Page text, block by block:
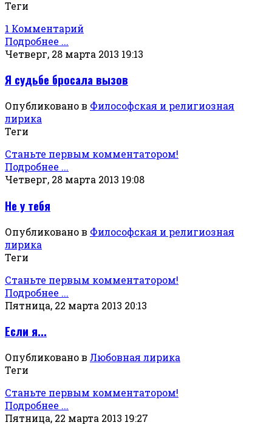
Теги
1 Комментарий
Подробнее ...
Четверг, 28 марта 2013 19:13
Я судьбе бросала вызов
Опубликовано в Философская и религиозная
лирика
Теги
Станьте первым комментатором!
Подробнее ...
Четверг, 28 марта 2013 19:08
Не у тебя
Опубликовано в Философская и религиозная
лирика
Теги
Станьте первым комментатором!
Подробнее ...
Пятница, 22 марта 2013 20:13
Если я...
Опубликовано в Любовная лирика
Теги
Станьте первым комментатором!
Подробнее ...
Пятница, 22 марта 2013 19:27